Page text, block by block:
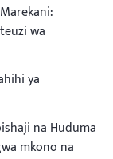
wa
ya
na Huduma
mkono na